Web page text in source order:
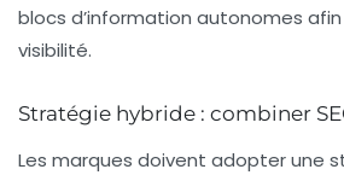
blocs d’information autonomes afin
visibilité.
Stratégie hybride : combiner
Les marques doivent adopter une